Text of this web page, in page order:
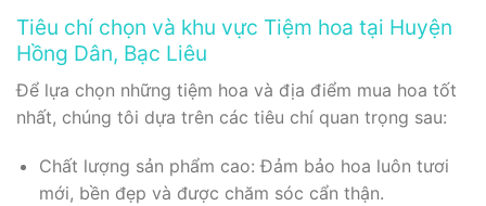
Tiêu chí chọn và khu vực Tiệm hoa tại Huyện
Hồng Dân, Bạc Liêu
Để lựa chọn những tiệm hoa và địa điểm mua hoa tốt
nhất, chúng tôi dựa trên các tiêu chí quan trọng sau:
Chất lượng sản phẩm cao: Đảm bảo hoa luôn tươi
mới, bền đẹp và được chăm sóc cẩn thận.